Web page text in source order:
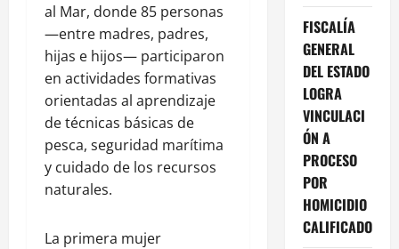
al Mar, donde 85 personas
—entre madres, padres,
hijas e hijos— participaron
en actividades formativas
orientadas al aprendizaje
de técnicas básicas de
pesca, seguridad marítima
y cuidado de los recursos
naturales.
La primera mujer
FISCALÍA
GENERAL
DEL ESTADO
LOGRA
VINCULACI
ÓN A
PROCESO
POR
HOMICIDIO
CALIFICADO